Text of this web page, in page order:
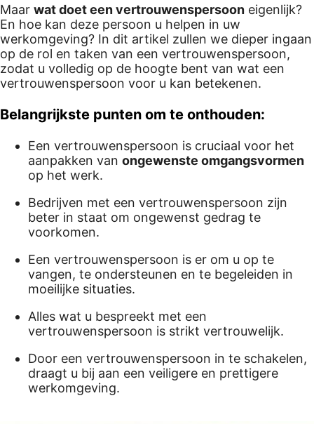
Maar wat doet een vertrouwenspersoon eigenlijk?
En hoe kan deze persoon u helpen in uw
werkomgeving? In dit artikel zullen we dieper ingaan
op de rol en taken van een vertrouwenspersoon,
zodat u volledig op de hoogte bent van wat een
vertrouwenspersoon voor u kan betekenen.
Belangrijkste punten om te onthouden:
Een vertrouwenspersoon is cruciaal voor het
aanpakken van ongewenste omgangsvormen
op het werk.
Bedrijven met een vertrouwenspersoon zijn
beter in staat om ongewenst gedrag te
voorkomen.
Een vertrouwenspersoon is er om u op te
vangen, te ondersteunen en te begeleiden in
moeilijke situaties.
Alles wat u bespreekt met een
vertrouwenspersoon is strikt vertrouwelijk.
Door een vertrouwenspersoon in te schakelen,
draagt u bij aan een veiligere en prettigere
werkomgeving.